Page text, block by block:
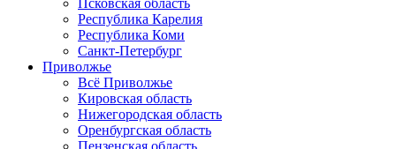
Псковская область
Республика Карелия
Республика Коми
Санкт-Петербург
Приволжье
Всё Приволжье
Кировская область
Нижегородская область
Оренбургская область
Пензенская область